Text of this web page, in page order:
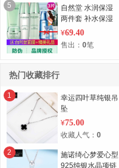
5
自然堂 水润保湿
两件套 补水保湿
套装
¥69.40
售出： 0笔
热门收藏排行
1
幸运四叶草纯银吊
坠
¥75.00
收藏人气： 0
2
施诺绮心梦爱心型
925纯银水晶项链